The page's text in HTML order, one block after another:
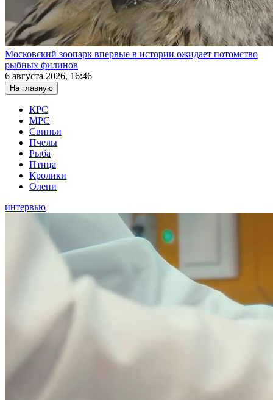
Московский зоопарк впервые в истории ожидает потомство
рыбных филинов
6 августа 2026, 16:46
На главную
КРС
МРС
Свиньи
Пчелы
Рыба
Птица
Кролики
Олени
интервью